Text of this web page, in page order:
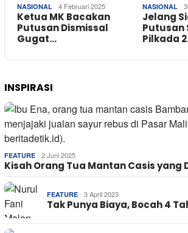
NASIONAL 4 Februari 2025
Ketua MK Bacakan
Putusan Dismissal
Gugat…
NASIONAL
Jelang
Putusan
Pilkada
INSPIRASI
FEATURE 2 Juni 2025
Kisah Orang Tua Mantan Casis yang
FEATURE 3 April 2023
Tak Punya Biaya, Bocah 4